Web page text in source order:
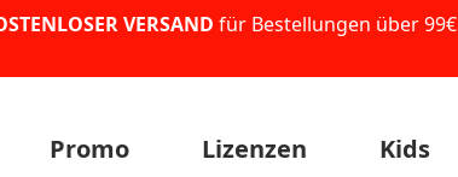
VERSAND für Bestellungen über 99€
Promo Lizenzen Kids